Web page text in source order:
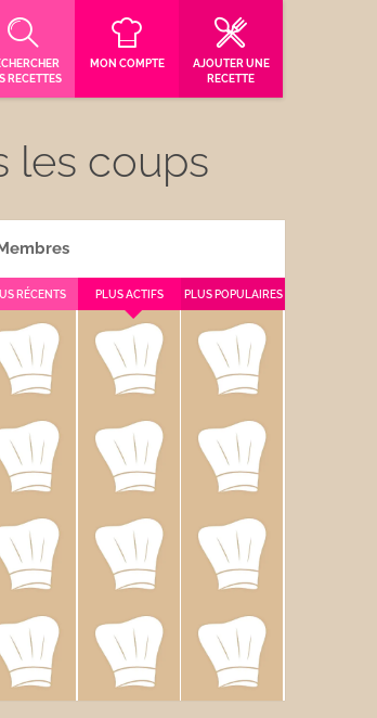
RECETTES
MON COMPTE
AJOUTER UNE
RECETTE
les coups
RÉCENTS PLUS ACTIFS PLUS POPULAIRES